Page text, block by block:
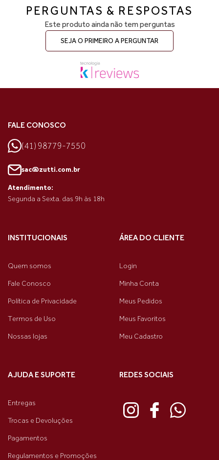
PERGUNTAS & RESPOSTAS
Este produto ainda não tem perguntas
SEJA O PRIMEIRO A PERGUNTAR
FALE CONOSCO
(41) 98779-7550
sac@zutti.com.br
Atendimento:
Segunda a Sexta. das 9h às 18h
INSTITUCIONAIS
Quem somos
Fale Conosco
Política de Privacidade
Termos de Uso
Nossas lojas
ÁREA DO CLIENTE
Login
Minha Conta
Meus Pedidos
Meus Favoritos
Meu Cadastro
AJUDA E SUPORTE
Entregas
Trocas e Devoluções
Pagamentos
Regulamentos e Promoções
REDES SOCIAIS